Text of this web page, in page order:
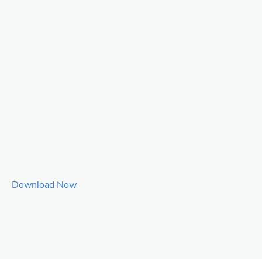
Download Now